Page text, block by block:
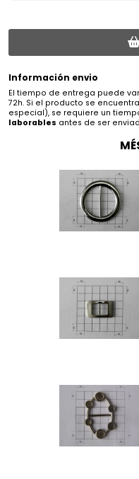
Información envio
El tiempo de entrega puede
72h. Si el producto se encuentra
especial), se requiere un
laborables antes de ser